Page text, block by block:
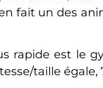
fait un des
rapide est le
taille égale,